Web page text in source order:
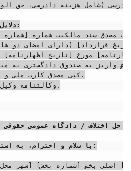
دلایل و منضمات دادخواست:
حل اختلاف / دادگاه عمومی
با سلام و احترام، به استحضار عالی می رساند:
اصلی بخش [شماره بخش] [شهر